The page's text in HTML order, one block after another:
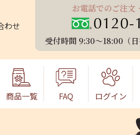
わせ
お電話でのご注
受付時間 9:30〜18:00（
商品⼀覧 FAQ ログイン